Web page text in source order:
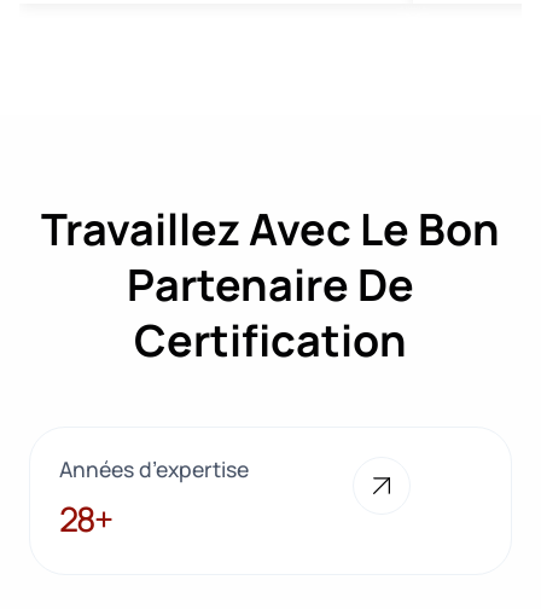
Travaillez Avec Le Bon
Partenaire De
Certification
Années d’expertise
28+
28+